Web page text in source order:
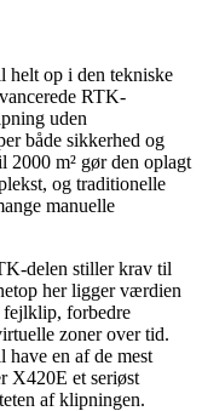
op i den tekniske
RTK-
uden
både sikkerhed og
2000 m² gør den oplagt
og traditionelle
manuelle
delen stiller krav til
her ligger værdien
forbedre
zoner over tid.
have en af de mest
X420E et seriøst
af klipningen.